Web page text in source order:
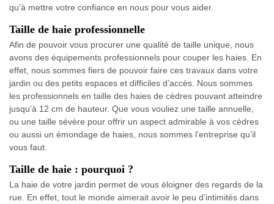
qu’à mettre votre confiance en nous pour vous aider.
Taille de haie professionnelle
Afin de pouvoir vous procurer une qualité de taille unique, nous
avons des équipements professionnels pour couper les haies. En
effet, nous sommes fiers de pouvoir faire ces travaux dans votre
jardin ou des petits espaces et difficiles d’accès. Nous sommes
les professionnels en taille des haies de cèdres pouvant atteindre
jusqu’à 12 cm de hauteur. Que vous vouliez une taille annuelle,
ou une taille sévère pour offrir un aspect admirable à vos cèdres
ou aussi un émondage de haies, nous sommes l’entreprise qu’il
vous faut.
Taille de haie : pourquoi ?
La haie de votre jardin permet de vous éloigner des regards de la
rue. En effet, tout le monde aimerait avoir le peu d’intimités dans